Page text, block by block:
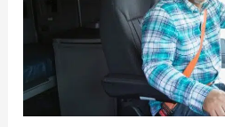
direitos
trabalhistas!